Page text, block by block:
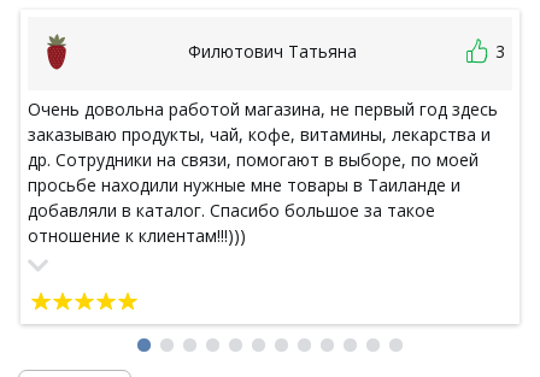
Филютович Татьяна 3
Очень довольна работой магазина, не первый год здесь
заказываю продукты, чай, кофе, витамины, лекарства и
др. Сотрудники на связи, помогают в выборе, по моей
просьбе находили нужные мне товары в Таиланде и
добавляли в каталог. Спасибо большое за такое
отношение к клиентам!!!)))